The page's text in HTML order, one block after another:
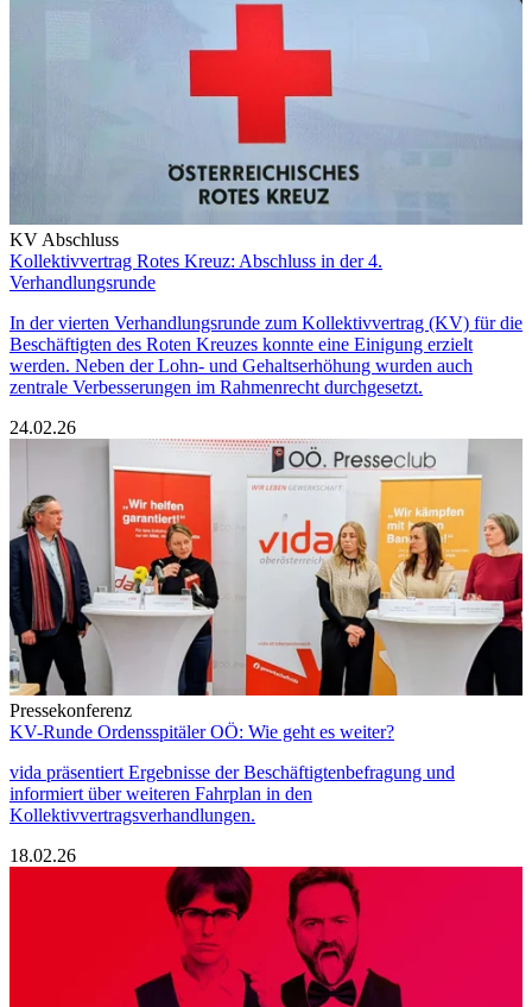
KV Abschluss
Kollektivvertrag Rotes Kreuz: Abschluss in der 4.
Verhandlungsrunde
In der vierten Verhandlungsrunde zum Kollektivvertrag (KV) für die
Beschäftigten des Roten Kreuzes konnte eine Einigung erzielt
werden. Neben der Lohn- und Gehaltserhöhung wurden auch
zentrale Verbesserungen im Rahmenrecht durchgesetzt.
24.02.26
Pressekonferenz
KV-Runde Ordensspitäler OÖ: Wie geht es weiter?
vida präsentiert Ergebnisse der Beschäftigtenbefragung und
informiert über weiteren Fahrplan in den
Kollektivvertragsverhandlungen.
18.02.26